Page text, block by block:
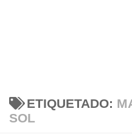
ETIQUETADO:
SOL